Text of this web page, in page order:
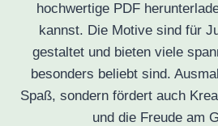
hochwertige PDF
kannst. Die Motive sind für
gestaltet und bieten viele
besonders beliebt sind.
Spaß, sondern fördert auch
und die Freude am